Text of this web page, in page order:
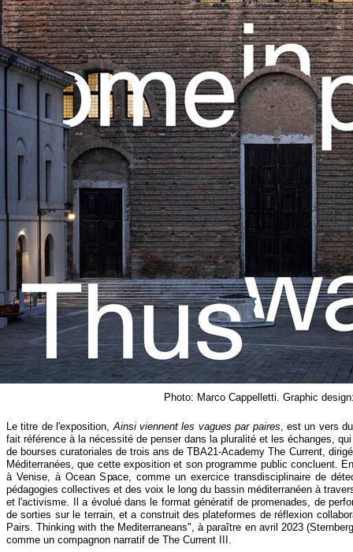
Photo: Marco Cappelletti. Graphic
Le titre de l'exposition,Ainsi viennent les vagues par paires, est un vers
fait référence à la nécessité de penser dans la pluralité et les échanges,
de bourses curatoriales de trois ans de TBA21-Academy The Current,
Méditerranées, que cette exposition et son programme public concluent.
à Venise, à Ocean Space, comme un exercice transdisciplinaire de
pédagogies collectives et des voix le long du bassin méditerranéen à
et l'activisme. Il a évolué dans le format génératif de promenades, de
de sorties sur le terrain, et a construit des plateformes de réflexion
Pairs. Thinking with the Mediterraneans", à paraître en avril 2023
comme un compagnon narratif de The Current III.